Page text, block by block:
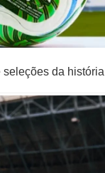
seleções da história